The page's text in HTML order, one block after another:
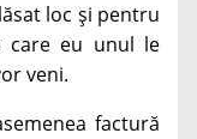
loc și pentru
care eu unul le
veni.
factură